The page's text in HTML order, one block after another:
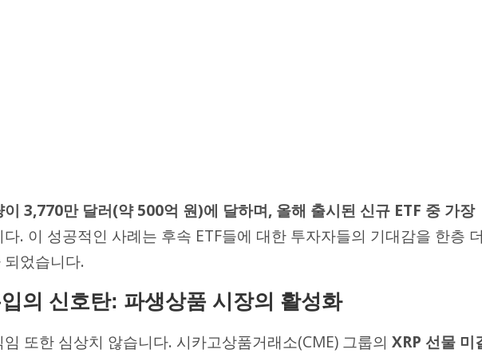
이 3,770만 달러(약 500억 원)에 달하며, 올해 출시된 신규 ETF 중 가장
. 이 성공적인 사례는 후속 ETF들에 대한 투자자들의 기대감을 한층
었습니다.
의 신호탄: 파생상품 시장의 활성화
또한 심상치 않습니다. 시카고상품거래소(CME) 그룹의 XRP 선물 미